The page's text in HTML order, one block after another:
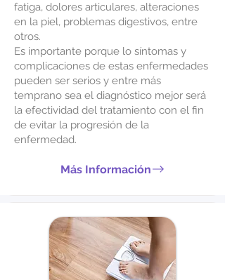
fatiga, dolores articulares, alteraciones
en la piel, problemas digestivos, entre
otros.
Es importante porque lo síntomas y
complicaciones de estas enfermedades
pueden ser serios y entre más
temprano sea el diagnóstico mejor será
la efectividad del tratamiento con el fin
de evitar la progresión de la
enfermedad.
Más Información